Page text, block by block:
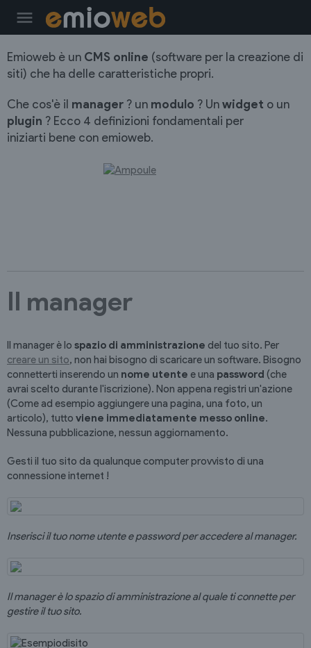
menu
Emioweb è un CMS online (software per la creazione di
siti) che ha delle caratteristiche propri.
Che cos'è il manager ? un modulo ? Unwidget o un
plugin ? Ecco 4 definizioni fondamentali per
iniziarti bene con emioweb.
Il manager
Il manager è lo spazio di amministrazione del tuo sito. Per
creare un sito, non hai bisogno di scaricare un software. Bisogno
connetterti inserendo un nome utente e una password (che
avrai scelto durante l'iscrizione). Non appena registri un'azione
(Come ad esempio aggiungere una pagina, una foto, un
articolo), tutto viene immediatamente messo online.
Nessuna pubblicazione, nessun aggiornamento.
Gesti il tuo sito da qualunque computer provvisto di una
connessione internet !
Inserisci il tuo nome utente e password per accedere al manager.
Il manager è lo spazio di amministrazione al quale ti connette per
gestire il tuo sito.